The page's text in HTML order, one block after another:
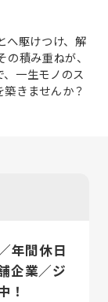
へ駆けつけ、解
積み重ねが、
一生モノのス
きませんか？
年間休日
企業／ジ
！